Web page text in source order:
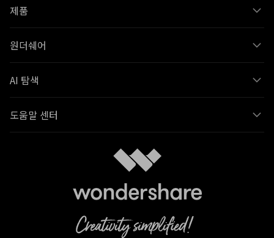
제품
원더쉐어
AI 탐색
도움말 센터